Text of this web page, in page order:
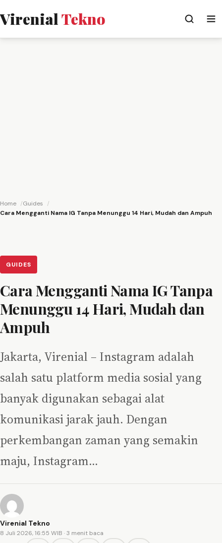
VirenialTekno
Home
Guides
Cara Mengganti Nama IG Tanpa Menunggu 14 Hari, Mudah dan Ampuh
GUIDES
Cara Mengganti Nama IG Tanpa
Menunggu 14 Hari, Mudah dan
Ampuh
Jakarta, Virenial – Instagram adalah
salah satu platform media sosial yang
banyak digunakan sebagai alat
komunikasi jarak jauh. Dengan
perkembangan zaman yang semakin
maju, Instagram…
Virenial Tekno
8 Juli 2026, 16:55 WIB · 3 menit baca